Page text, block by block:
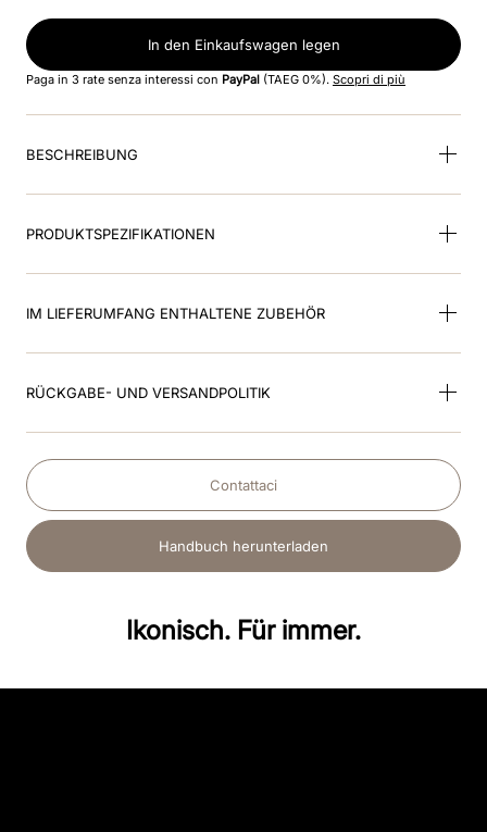
In den Einkaufswagen legen
Paga in 3 rate senza interessi con PayPal (TAEG 0%). Scopri di più
BESCHREIBUNG
PRODUKTSPEZIFIKATIONEN
IM LIEFERUMFANG ENTHALTENE ZUBEHÖR
RÜCKGABE- UND VERSANDPOLITIK
Contattaci
Handbuch herunterladen
Ikonisch. Für immer.